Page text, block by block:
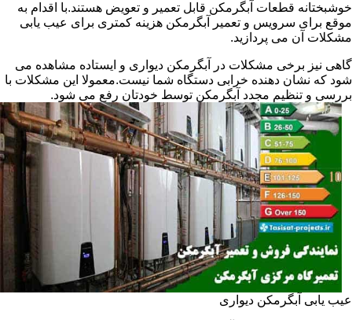
خوشبختانه قطعات آبگرمکن قابل تعمیر و تعویض هستند.با اقدام به
موقع برای سرویس و تعمیر آبگرمکن هزینه کمتری برای عیب یابی
مشکلات آن می پردازید.
گاهی نیز برخی مشکلات در آبگرمکن دیواری و ایستاده مشاهده می
شود که نشان دهنده خرابی دستگاه شما نیست.معمولا این مشکلات با
بررسی و تنظیم مجدد آبگرمکن توسط خودتان رفع می شود.
عیب یابی آبگرمکن دیواری